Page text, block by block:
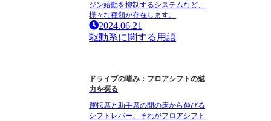
ジン始動を抑制するシステムなど、
様々な種類が存在します。
2024.06.21
駆動系に関する用語
ドライブの嗜み：フロアシフトの魅
力を探る
運転席と助手席の間の床から伸びる
シフトレバー、それがフロアシフト